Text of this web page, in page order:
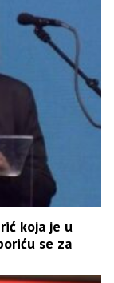
koja je u
se za